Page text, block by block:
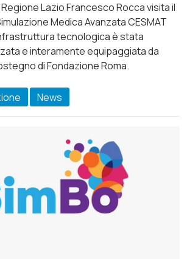
Lazio Francesco Rocca visita il
Medica Avanzata CESMAT
tecnologica è stata
e interamente equipaggiata da
di Fondazione Roma.
News